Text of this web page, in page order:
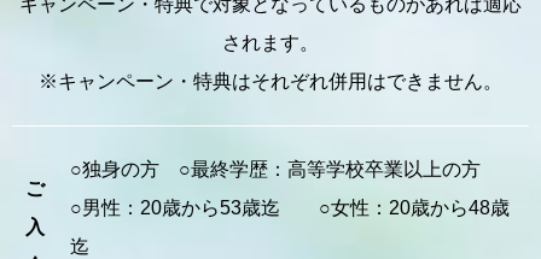
されます。
※キャンペーン・特典はそれぞれ併用はできません。
ご
入
○独身の方 ○最終学歴：高等学校卒業以上の方
○男性：20歳から53歳迄 ○女性：20歳から48歳
迄